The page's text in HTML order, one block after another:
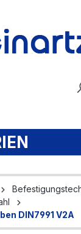
DIN7991 V2A